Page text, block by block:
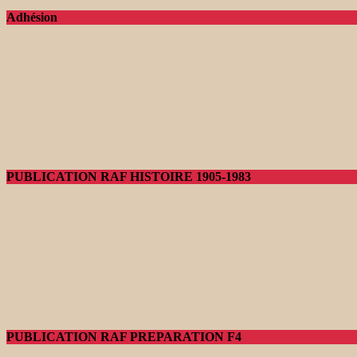
Adhésion
PUBLICATION RAF HISTOIRE 1905-1983
PUBLICATION RAF PREPARATION F4